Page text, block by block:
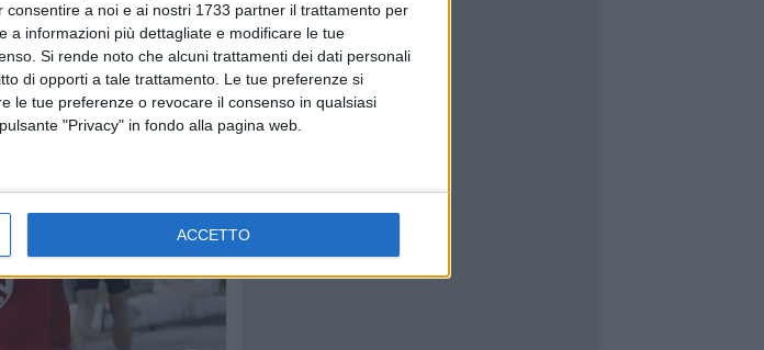
a noi e ai nostri 1733 partner il trattamento per
a informazioni più dettagliate e modificare le tue
Si rende noto che alcuni trattamenti dei dati personali
di opporti a tale trattamento. Le tue preferenze si
le tue preferenze o revocare il consenso in qualsiasi
"Privacy" in fondo alla pagina web.
ACCETTO